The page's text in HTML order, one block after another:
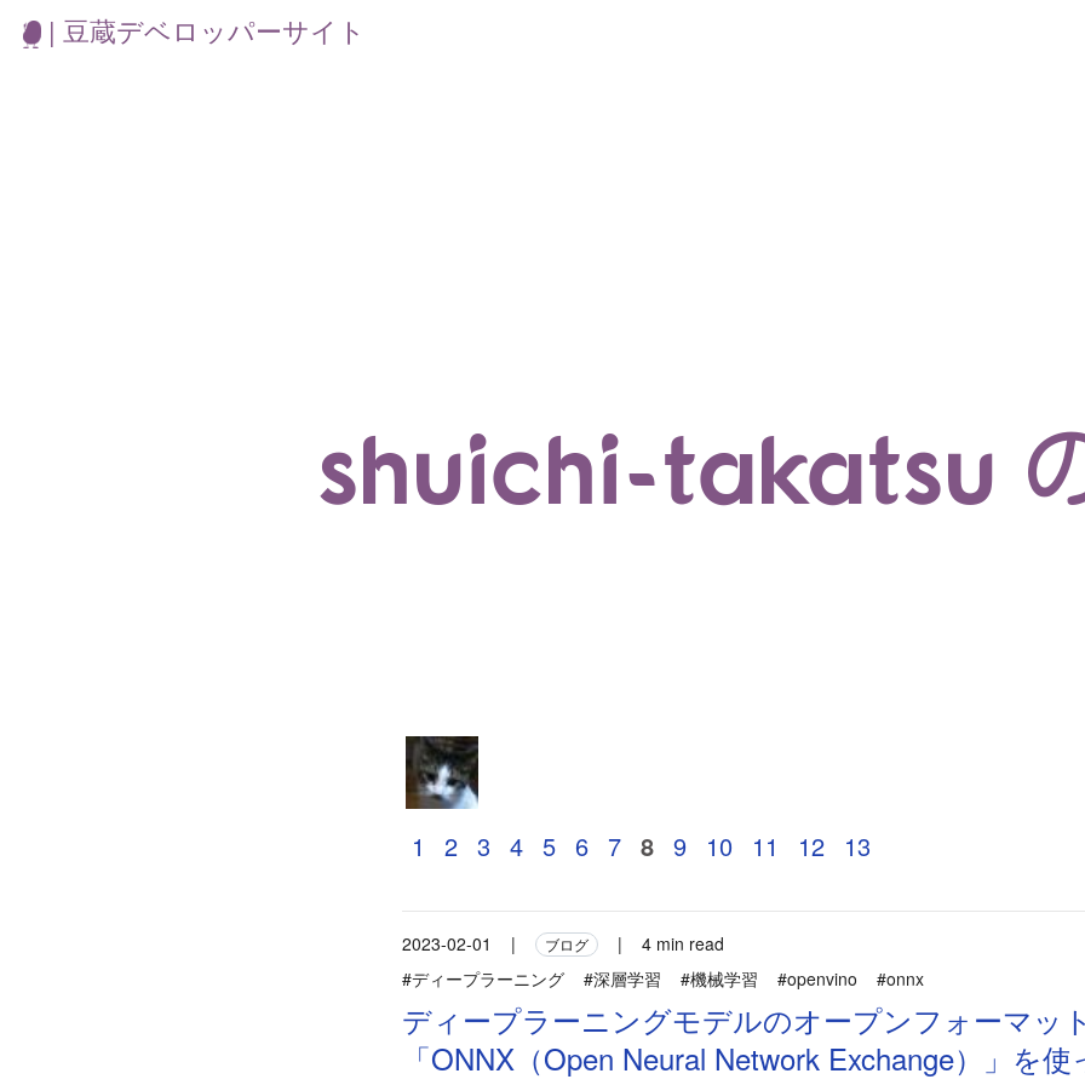
| 豆蔵デベロッパーサイト
shuichi-takatsu
1 2 3 4 5 6 7 8 9 10 11 12 13
2023-02-01 | ブログ |
4 min read
#ディープラーニング
#深層学習 #機械学習 #openvino #onnx
ディープラーニングモデルのオープンフォーマット
「ONNX（Open Neural Network Exchange）」を